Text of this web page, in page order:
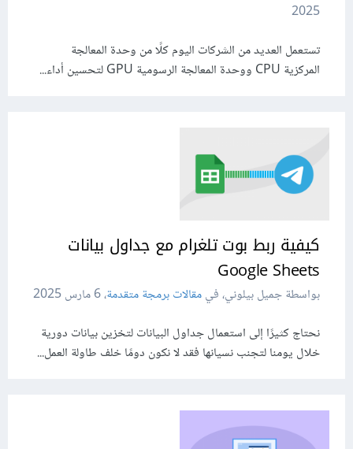
2025
تستعمل العديد من الشركات اليوم كلًا من وحدة المعالجة
المركزية CPU ووحدة المعالجة الرسومية GPU لتحسين أداء...
كيفية ربط بوت تلغرام مع جداول بيانات
Google Sheets
بواسطة جميل بيلوني، فيمقالات برمجة متقدمة،6 مارس 2025
نحتاج كثيرًا إلى استعمال جداول البيانات لتخزين بيانات دورية
خلال يومنا لتجنب نسيانها فقد لا نكون دومًا خلف طاولة العمل...